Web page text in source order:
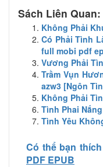
Sách Liên Quan:
Không Phải
Có Phải Tình
full mobi pdf
Vương Phải
Trầm Vụn
azw3 [Ngôn
Không Phải
Tình Phai
Tình Yêu
Có thể bạn
PDF EPUB